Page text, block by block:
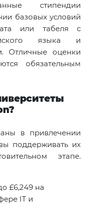
стипендии
базовых условий
или табеля с
языка и
Отличные оценки
обязательным
в привлечении
поддерживать их
этапе.
£6,249 на
IT и